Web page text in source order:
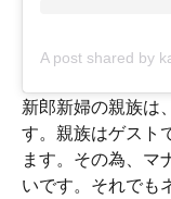
A post shared by
新郎新婦の親族は
す。親族はゲスト
ます。その為、マ
いです。それでも